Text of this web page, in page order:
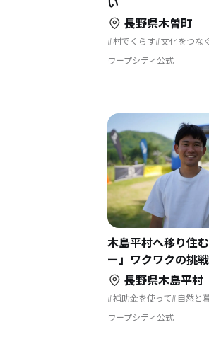
長野県木曽町
村でくらす 文化をつな
地域おこし 地域おこし
歴史をつむぐ 林業の仕事
地域おこし協力隊に聞い
ワープシティ公式
木島平村へ移り住
ー」ワクワクの挑戦
長野県木島平村
補助金を使って 自然と
地域おこし協力隊
ワープシティ公式